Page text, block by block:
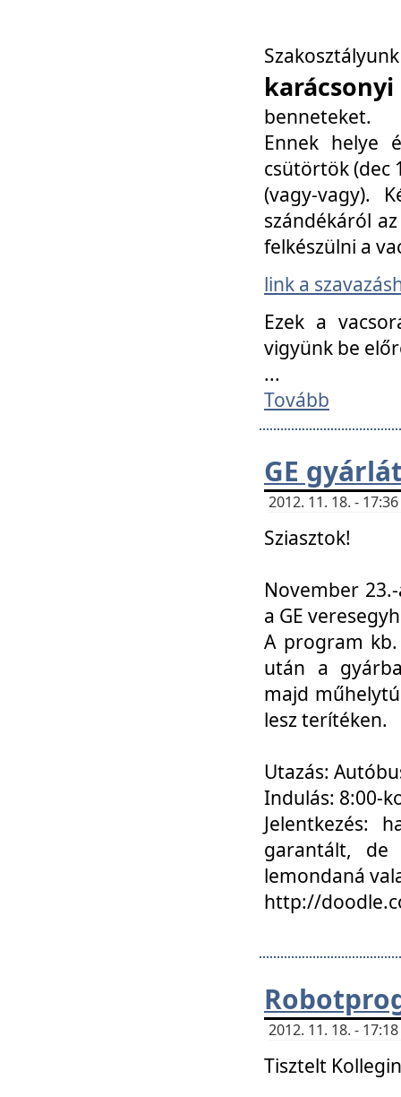
benneteket.
Ennek helye
csütörtök (dec
(vagy-vagy).
szándékáról
felkészülni a
link a
Ezek a
vigyünk be
...
Tovább
GE
2012. 11. 18. -
Sziasztok!
November
a GE
A program
után a
majd
lesz terítéken.
Utazás:
Indulás: 8:00-
Jelentkezés:
garantált, de
lemondaná
http://
2012. 11. 18. -
Tisztelt